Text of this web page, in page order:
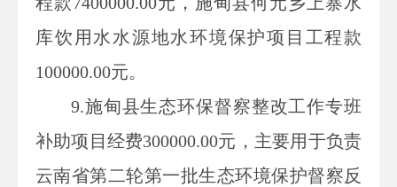
库饮用水水源地水环境保护项目工程款
100000.00元。
9.施甸县生态环保督察整改工作专班
补助项目经费300000.00元，主要用于负责
云南省第二轮第一批生态环境保护督察反